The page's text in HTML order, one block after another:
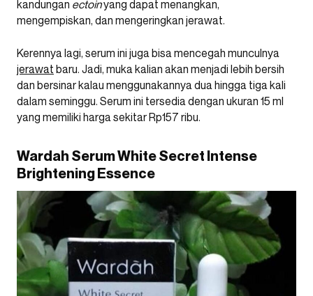
kandungan ectoinyang dapat menangkan,
mengempiskan, dan mengeringkan jerawat.
Kerennya lagi, serum ini juga bisa mencegah munculnya
jerawat baru. Jadi, muka kalian akan menjadi lebih bersih
dan bersinar kalau menggunakannya dua hingga tiga kali
dalam seminggu. Serum ini tersedia dengan ukuran 15 ml
yang memiliki harga sekitar Rp157 ribu.
Wardah Serum White Secret Intense
Brightening Essence